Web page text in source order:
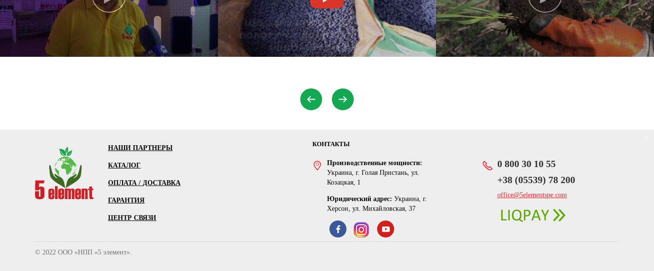
НАШИ ПАРТНЕРЫ
КАТАЛОГ
ОПЛАТА / ДОСТАВКА
ГАРАНТИЯ
ЦЕНТР СВЯЗИ
КОНТАКТЫ
Производственные мощности:
Украина, г. Голая Пристань, ул.
Козацкая, 1
Юридический адрес: Украина, г.
Херсон, ул. Михайловская, 37
0 800 30 10 55
‎+38 (05539) 78 200
office@5elementspe.com
© 2022 ООО «НПП «5 элемент».